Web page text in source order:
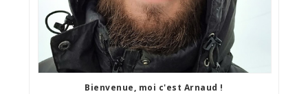
Bienvenue, moi c'est Arnaud !